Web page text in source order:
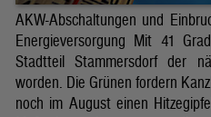
AKW-Abschaltungen und
Energieversorgung Mit 41
Stadtteil Stammersdorf der
worden. Die Grünen fordern
noch im August einen